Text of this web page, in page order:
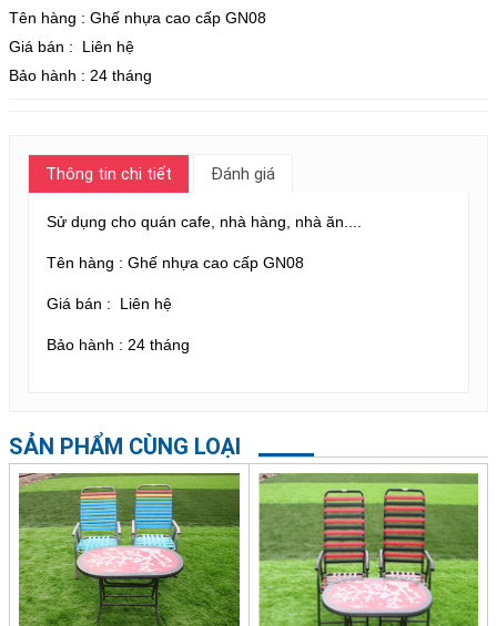
Tên hàng : Ghế nhựa cao cấp GN08
Giá bán : Liên hệ
Bảo hành : 24 tháng
Thông tin chi tiết Đánh giá
Sử dụng cho quán cafe, nhà hàng, nhà ăn....
Tên hàng : Ghế nhựa cao cấp GN08
Giá bán : Liên hệ
Bảo hành : 24 tháng
SẢN PHẨM CÙNG LOẠI